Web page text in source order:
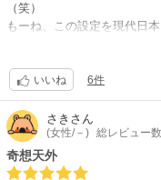
（笑）
もーね、この設定を現代日
も、こんなに面白くなるんで
５巻現在話の着地点が全然
ーを追ってます。
ちょっと血なまぐさいけど
も随所に入るので、暴力全
ます。
いいね 6件
さき さん
(女性/－) 総レビュー
奇想天外